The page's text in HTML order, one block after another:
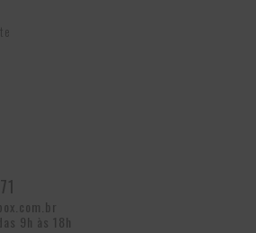
9h às 18h